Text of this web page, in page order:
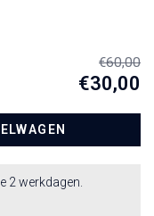
€60,00
€30,00
2 werkdagen.